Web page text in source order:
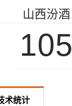
山西汾酒
105
术统计